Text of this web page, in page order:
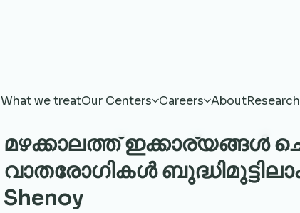
What we treatOur Centers Careers AboutResearch
മഴക്കാലത്ത് ഇക്കാര്യങ്ങൾ
വാതരോഗികൾ
Shenoy